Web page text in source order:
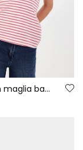
Maglietta in maglia bambina écru a righe con patch